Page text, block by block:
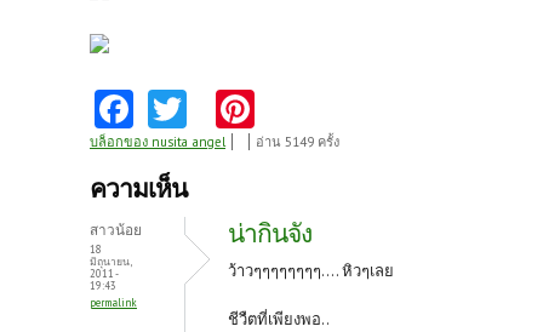
Fa
ce
b
o
k
w
itt
nt
es
t
บล็อกของ nusita_angel อ่าน 5149 ครั้ง
ความเห็น
สาวน้อย
18
มิถุนายน,
2011 -
19:43
permalink
น่ากินจัง
ว้าวๆๆๆๆๆๆๆๆ.... หิวๆเลย
ชีวืตที่เพียงพอ..